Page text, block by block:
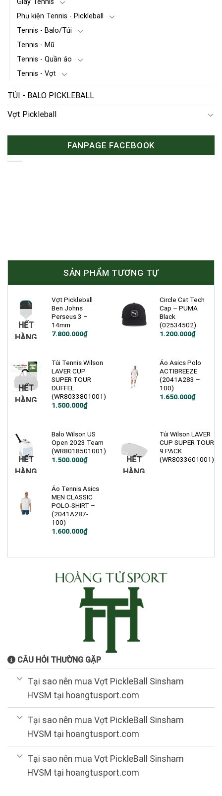
Giày Tennis
Phụ kiện Tennis - Pickleball
Tennis - Balo/Túi
Tennis - Mũ
Tennis - Quần áo
Tennis - Vợt
TÚI - BALO PICKLEBALL
Vợt Pickleball
FANPAGE FACEBOOK
SẢN PHẨM TƯƠNG TỰ
HẾT
HÀNG
Vợt Pickleball
Ben Johns
Perseus 3 –
14mm
7.800.000₫
Circle Cat Tech
Cap – PUMA
Black
(02534502)
1.200.000₫
HẾT
HÀNG
Túi Tennis Wilson
LAVER CUP
SUPER TOUR
DUFFEL
(WR8033801001)
1.500.000₫
Áo Asics Polo
ACTIBREEZE
(2041A283 –
100)
1.650.000₫
HẾT
HÀNG
Balo Wilson US
Open 2023 Team
(WR8018501001)
1.500.000₫
HẾT
HÀNG
Túi Wilson LAVER
CUP SUPER TOUR
9 PACK
(WR8033601001)
Áo Tennis Asics
MEN CLASSIC
POLO-SHIRT –
(2041A287-
100)
1.600.000₫
CÂU HỎI THƯỜNG GẶP
Tại sao nên mua Vợt PickleBall Sinsham
HVSM tại hoangtusport.com
Tại sao nên mua Vợt PickleBall Sinsham
HVSM tại hoangtusport.com
Tại sao nên mua Vợt PickleBall Sinsham
HVSM tại hoangtusport.com